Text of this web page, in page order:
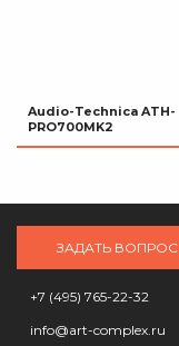
Audio-Technica ATH-
PRO700MK2
ЗАДАТЬ ВОПРОС
+7 (495) 765-22-32
info@art-complex.ru